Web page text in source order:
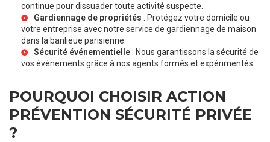
continue pour dissuader toute activité suspecte.
Gardiennage de propriétés : Protégez votre domicile ou
votre entreprise avec notre service de gardiennage de maison
dans la banlieue parisienne
Sécurité événementielle : Nous garantissons la sécurité de
vos événements grâce à nos agents formés et expérimentés.
POURQUOI CHOISIR ACTION
PRÉVENTION SÉCURITÉ PRIVÉE
?